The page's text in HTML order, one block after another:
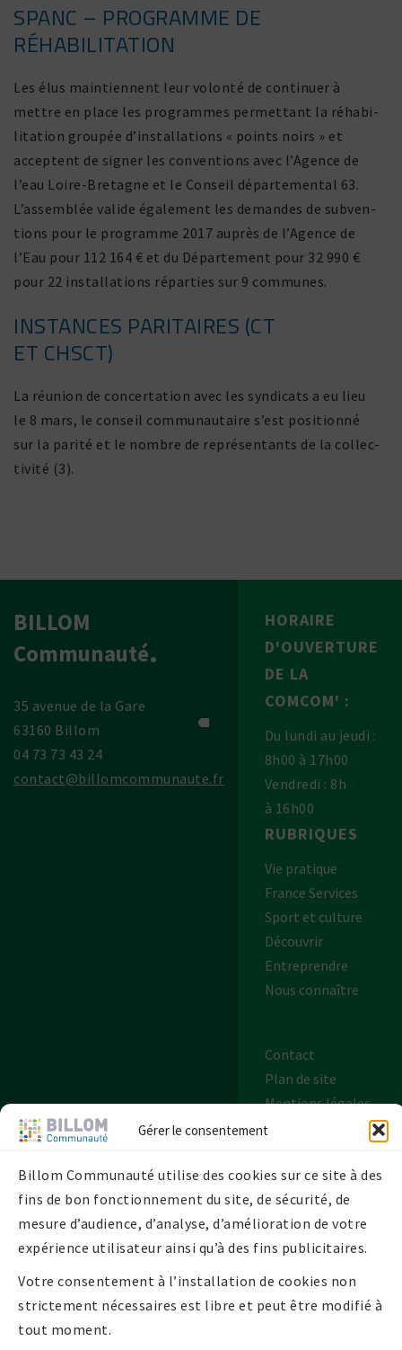
Gérer le consentement
Billom Communauté utilise des cookies sur ce site à des
fins de bon fonctionnement du site, de sécurité, de
mesure d’audience, d’analyse, d’amélioration de votre
expérience utilisateur ainsi qu’à des fins publicitaires.
Votre consentement à l’installation de cookies non
strictement nécessaires est libre et peut être modifié à
tout moment.
SPANC – PROGRAMME DE
RÉHABILITATION
Les élus main­tiennent leur volonté de conti­nuer à
mettre en place les programmes permet­tant la réha­bi­
li­ta­tion groupée d’installations « points noirs » et
acceptent de signer les conven­tions avec l’Agence de
l’eau Loire-Bretagne et le Conseil dépar­te­mental 63.
L’assemblée valide égale­ment les demandes de subven­
tions pour le programme 2017 auprès de l’Agence de
l’Eau pour 112 164 € et du Département pour 32 990 €
pour 22 instal­la­tions répar­ties sur 9 communes.
INSTANCES PARITAIRES (CT
ET CHSCT)
La réunion de concer­ta­tion avec les syndi­cats a eu lieu
le 8 mars, le conseil commu­nau­taire s’est posi­tionné
sur la parité et le nombre de repré­sen­tants de la collec­
ti­vité (3).
BILLOM
Communauté
35 avenue de la Gare
63160 Billom
04 73 73 43 24
contact@billomcommunaute.fr
HORAIRE
D'OUVERTURE
DE LA
COMCOM' :
Du lundi au jeudi :
8h00 à 17h00
Vendredi : 8h
à 16h00
RUBRIQUES
Vie pratique
France Services
Sport et culture
Découvrir
Entreprendre
Nous connaître
Contact
Plan de site
Mentions légales
Politique de
Politique de
cookies UE